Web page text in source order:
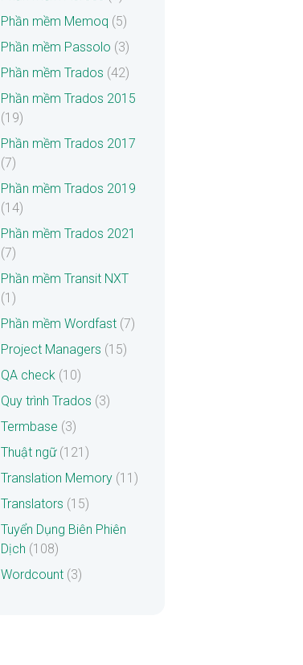
Phần mềm Memoq (5)
Phần mềm Passolo (3)
Phần mềm Trados (42)
Phần mềm Trados 2015
(19)
Phần mềm Trados 2017
(7)
Phần mềm Trados 2019
(14)
Phần mềm Trados 2021
(7)
Phần mềm Transit NXT
(1)
Phần mềm Wordfast (7)
Project Managers (15)
QA check (10)
Quy trình Trados (3)
Termbase (3)
Thuật ngữ(121)
Translation Memory (11)
Translators (15)
Tuyển Dụng Biên Phiên
Dịch (108)
Wordcount (3)